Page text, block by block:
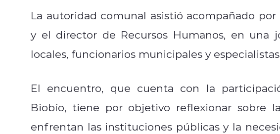
La autoridad comunal asistió acompañado
y el director de Recursos Humanos, en una
locales, funcionarios municipales y
El encuentro, que cuenta con la
Biobío, tiene por objetivo reflexionar sobre
enfrentan las instituciones públicas y la